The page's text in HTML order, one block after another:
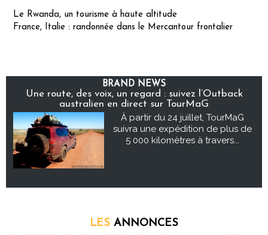
Le Rwanda, un tourisme à haute altitude
France, Italie : randonnée dans le Mercantour frontalier
BRAND NEWS
Une route, des voix, un regard : suivez l’Outback
australien en direct sur TourMaG
À partir du 24 juillet, TourMaG
suivra une expédition de plus de
5 000 kilomètres à travers...
LES ANNONCES